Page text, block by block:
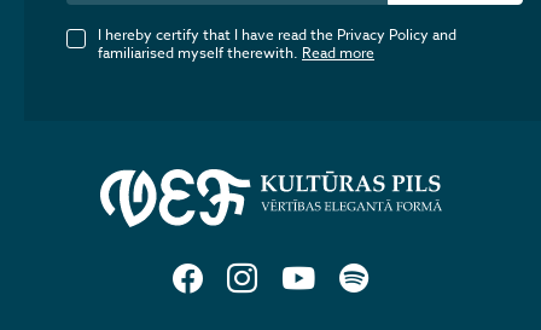
I hereby certify that I have read the Privacy Policy and
familiarised myself therewith. Read more